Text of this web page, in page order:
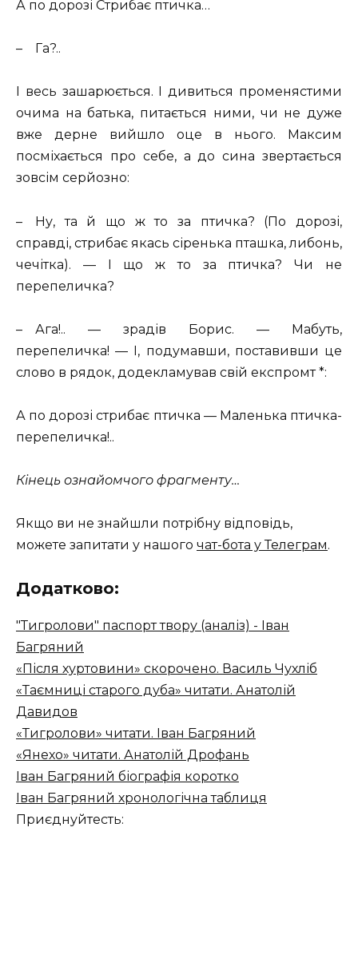
А по дорозі Стрибає птичка…
– Га?..
І весь зашарюється. І дивиться променястими
очима на батька, питається ними, чи не дуже
вже дерне вийшло оце в нього. Максим
посміхається про себе, а до сина звертається
зовсім серйозно:
–
Ну, та й що ж то за птичка? (По дорозі,
справді, стрибає якась сіренька пташка, либонь,
чечітка). — І що ж то за птичка? Чи не
перепеличка?
–
Ага!.. — зрадів Борис. — Мабуть,
перепеличка! — І, подумавши, поставивши це
слово в рядок, додекламував свій експромт *:
А по дорозі стрибає птичка — Маленька птичка-
перепеличка!..
Кінець ознайомчого фрагменту…
Якщо ви не знайшли потрібну відповідь,
можете запитати у нашого чат-бота у Телеграм.
Додатково:
"Тигролови" паспорт твору (аналіз) - Іван
Багряний
«Після хуртовини» скорочено. Василь Чухліб
«Таємниці старого дуба» читати. Анатолій
Давидов
«Тигролови» читати. Іван Багряний
«Янехо» читати. Анатолій Дрофань
Іван Багряний біографія коротко
Іван Багряний хронологічна таблиця
Приєднуйтесть: